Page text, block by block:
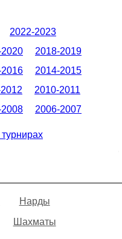
2022-2023
2018-2019
2014-2015
2010-2011
2006-2007
турнирах
Нарды
Шахматы